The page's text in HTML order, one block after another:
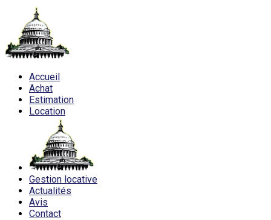
Accueil
Achat
Estimation
Location
Gestion locative
Actualités
Avis
Contact